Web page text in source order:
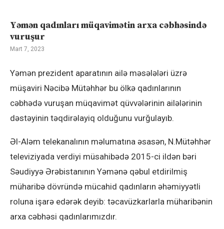
Yəmən qadınları müqavimətin arxa cəbhəsində
vuruşur
Mart 7, 2023
Yəmən prezident aparatının ailə məsələləri üzrə
müşaviri Nəcibə Mütəhhər bu ölkə qadınlarının
cəbhədə vuruşan müqavimət qüvvələrinin ailələrinin
dəstəyinin təqdirəlayiq olduğunu vurğulayıb.
Əl-Aləm telekanalının məlumatına əsasən, N.Mütəhhər
televiziyada verdiyi müsahibədə 2015-ci ildən bəri
Səudiyyə Ərəbistanının Yəmənə qəbul etdirilmiş
müharibə dövründə mücahid qadınların əhəmiyyətli
roluna işarə edərək deyib: təcavüzkarlarla müharibənin
arxa cəbhəsi qadınlarımızdır.